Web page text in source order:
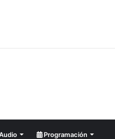
de la vicepresidenta Villarruel
Programación